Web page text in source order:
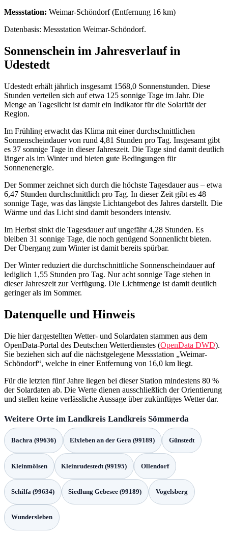
Messstation: Weimar-Schöndorf (Entfernung 16 km)
Datenbasis: Messstation Weimar-Schöndorf.
Sonnenschein im Jahresverlauf in
Udestedt
Udestedt erhält jährlich insgesamt 1568,0 Sonnenstunden. Diese
Stunden verteilen sich auf etwa 125 sonnige Tage im Jahr. Die
Menge an Tageslicht ist damit ein Indikator für die Solarität der
Region.
Im Frühling erwacht das Klima mit einer durchschnittlichen
Sonnenscheindauer von rund 4,81 Stunden pro Tag. Insgesamt gibt
es 37 sonnige Tage in dieser Jahreszeit. Die Tage sind damit deutlich
länger als im Winter und bieten gute Bedingungen für
Sonnenenergie.
Der Sommer zeichnet sich durch die höchste Tagesdauer aus – etwa
6,47 Stunden durchschnittlich pro Tag. In dieser Zeit gibt es 48
sonnige Tage, was das längste Lichtangebot des Jahres darstellt. Die
Wärme und das Licht sind damit besonders intensiv.
Im Herbst sinkt die Tagesdauer auf ungefähr 4,28 Stunden. Es
bleiben 31 sonnige Tage, die noch genügend Sonnenlicht bieten.
Der Übergang zum Winter ist damit bereits spürbar.
Der Winter reduziert die durchschnittliche Sonnenscheindauer auf
lediglich 1,55 Stunden pro Tag. Nur acht sonnige Tage stehen in
dieser Jahreszeit zur Verfügung. Die Lichtmenge ist damit deutlich
geringer als im Sommer.
Datenquelle und Hinweis
Die hier dargestellten Wetter- und Solardaten stammen aus dem
OpenData‑Portal des Deutschen Wetterdienstes (OpenData DWD).
Sie beziehen sich auf die nächstgelegene Messstation „Weimar-
Schöndorf“, welche in einer Entfernung von 16,0 km liegt.
Für die letzten fünf Jahre liegen bei dieser Station mindestens 80 %
der Solardaten ab. Die Werte dienen ausschließlich der Orientierung
und stellen keine verlässliche Aussage über zukünftiges Wetter dar.
Weitere Orte im Landkreis Landkreis Sömmerda
Bachra (99636) Elxleben an der Gera (99189) Günstedt
Kleinmölsen Kleinrudestedt (99195) Ollendorf
Schilfa (99634) Siedlung Gebesee (99189) Vogelsberg
Wundersleben